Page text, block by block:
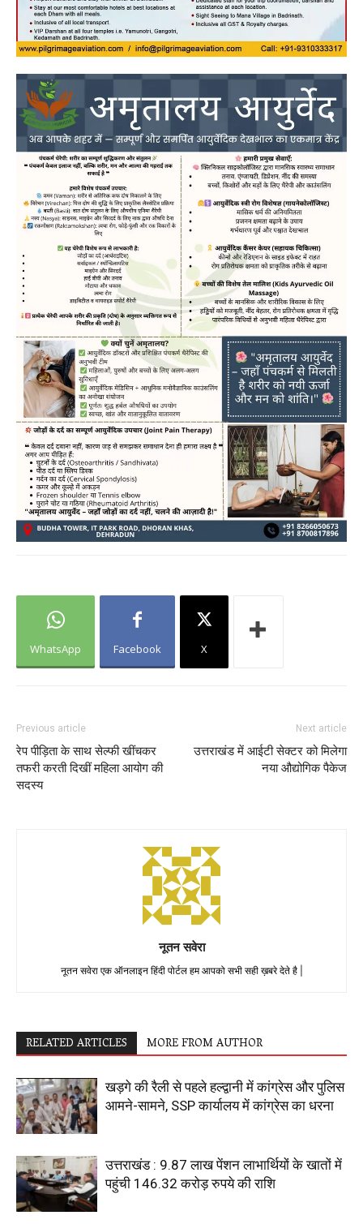
WhatsApp Facebook X
Previous article
रेप पीड़िता के साथ सेल्फी खींचकर
तफरी करती दिखीं महिला आयोग की
सदस्य
Next article
उत्तराखंड में आईटी सेक्टर को मिलेगा
नया औद्योगिक पैकेज
नूतन सवेरा
नूतन सवेरा एक ऑनलाइन हिंदी पोर्टल हम आपको सभी सही ख़बरे देते है |
RELATED ARTICLES MORE FROM AUTHOR
खड़गे की रैली से पहले हल्द्वानी में कांग्रेस और पुलिस
आमने-सामने, SSP कार्यालय में कांग्रेस का धरना
उत्तराखंड : 9.87 लाख पेंशन लाभार्थियों के खातों में
पहुंची 146.32 करोड़ रुपये की राशि